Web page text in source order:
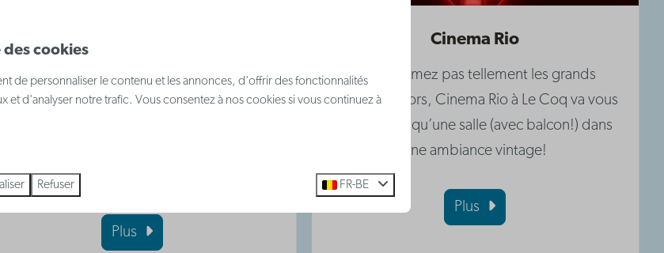
De Wonderlamp
La Wonderlamp est un paradis de jeu
où les enfants s’amusent dans une
Plus
Cinema Rio
Vous n’aimez pas tellement les grands
cinémas? Alors, Cinema Rio à Le Coq va vous
plaire! Il y a qu’une salle (avec balcon!) dans
une ambiance vintage!
Plus
des cookies
de personnaliser le contenu et les annonces, d'offrir des fonctionnalités
et d'analyser notre trafic. Vous consentez à nos cookies si vous continuez à
Refuser FR-BE